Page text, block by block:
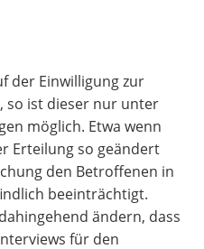
der Einwilligung zur
so ist dieser nur unter
möglich. Etwa wenn
Erteilung so geändert
den Betroffenen in
beeinträchtigt.
ändern, dass
für den